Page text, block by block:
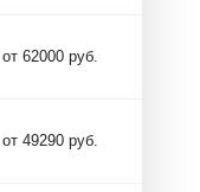
от 62000 руб.
от 49290 руб.